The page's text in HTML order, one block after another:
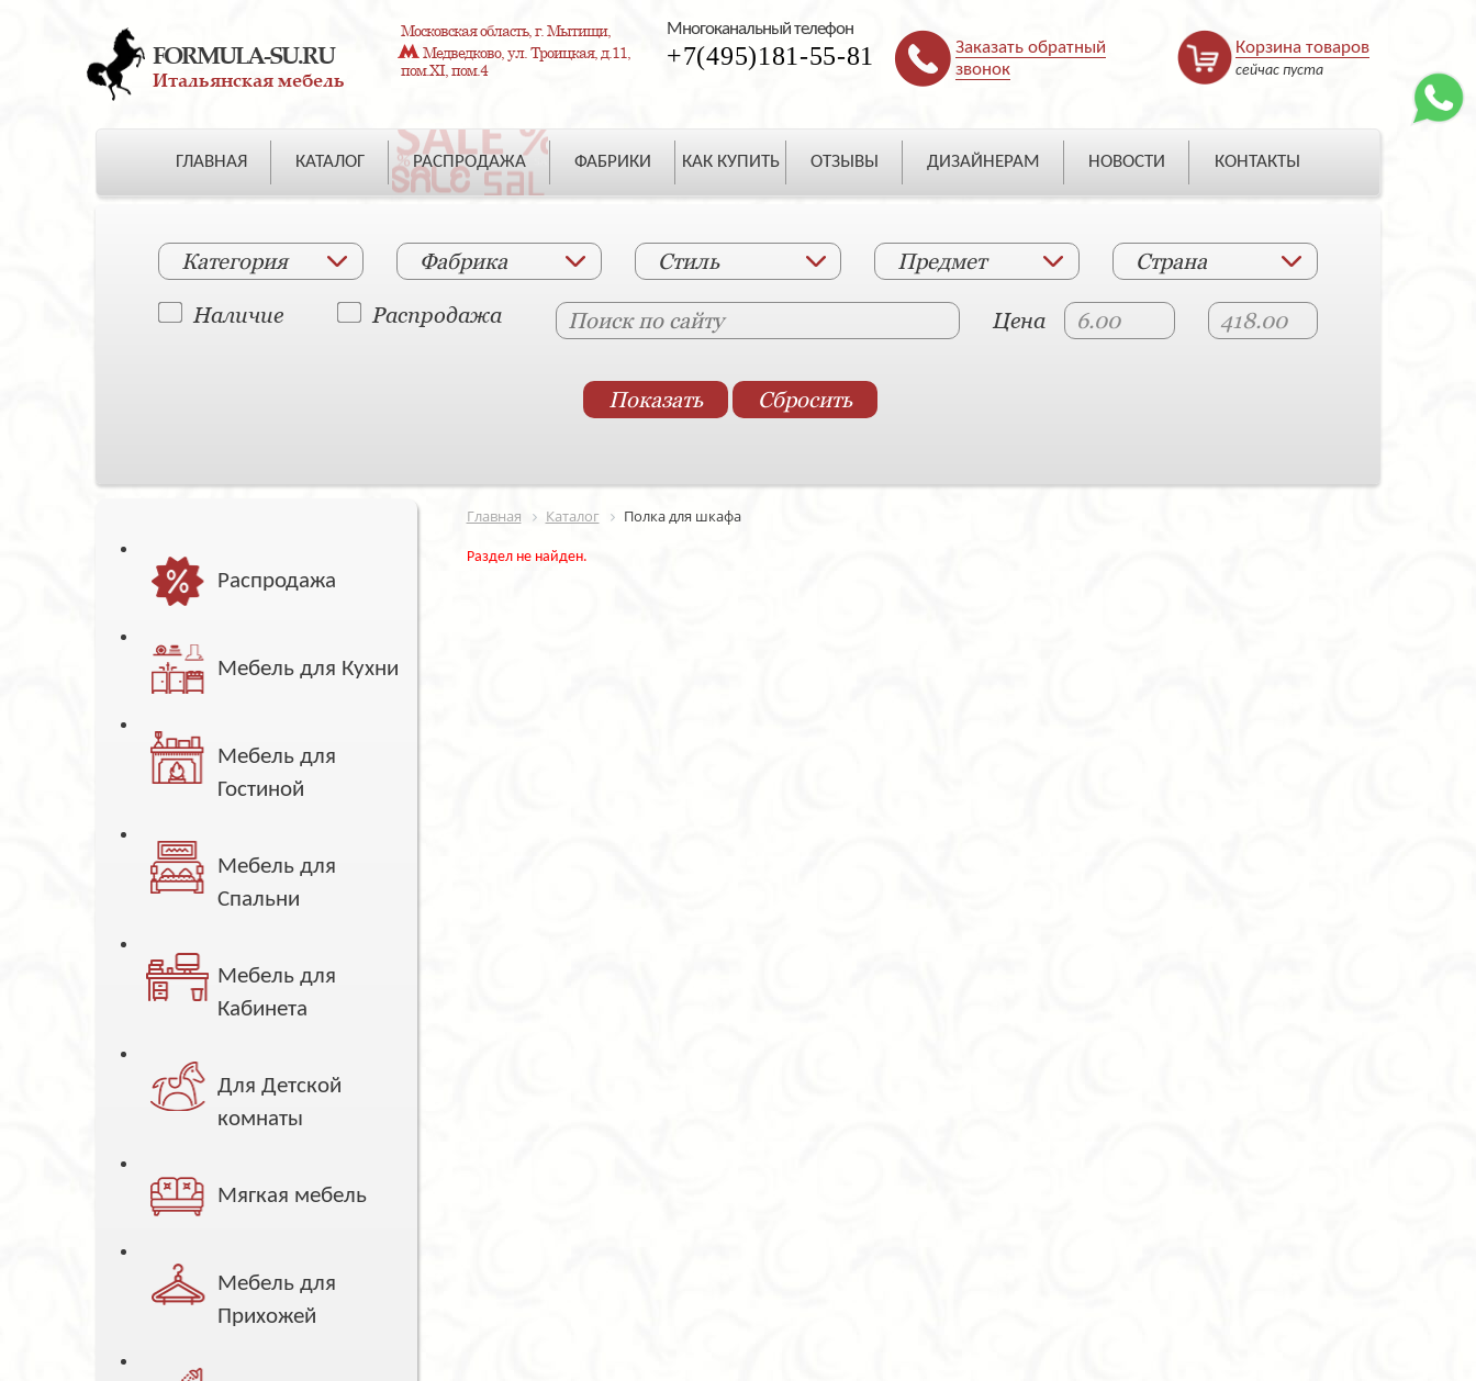
FORMULA-SU.RU
Итальянская мебель
Московская область, г. Мытищи,
Медведково, ул. Троицкая, д.11,
пом.XI, пом.4
Многоканальный телефон
+7(495)181-55-81
Заказать обратный
звонок
Корзина товаров
сейчас пуста
ГЛАВНАЯ КАТАЛОГ РАСПРОДАЖА ФАБРИКИ КАК КУПИТЬ ОТЗЫВЫ ДИЗАЙНЕРАМ НОВОСТИ КОНТАКТЫ
Категория Фабрика Стиль Предмет Страна
Наличие Распродажа Цена
Распродажа
Мебель для Кухни
Мебель для
Гостиной
Мебель для
Спальни
Мебель для
Кабинета
Для Детской
комнаты
Мягкая мебель
Мебель для
Прихожей
Главная Каталог Полка для шкафа
Раздел не найден.